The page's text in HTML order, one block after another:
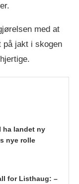
med at
på jakt i skogen
ha landet ny
nye rolle
for Listhaug: –